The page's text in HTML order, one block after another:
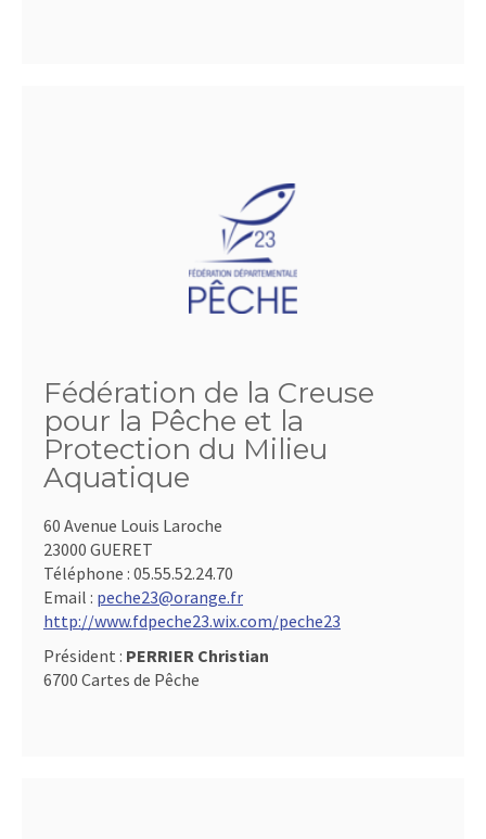
Fédération de la Creuse
pour la Pêche et la
Protection du Milieu
Aquatique
60 Avenue Louis Laroche
23000 GUERET
Téléphone : 05.55.52.24.70
Email : peche23@orange.fr
http://www.fdpeche23.wix.com/peche23
Président : PERRIER Christian
6700 Cartes de Pêche